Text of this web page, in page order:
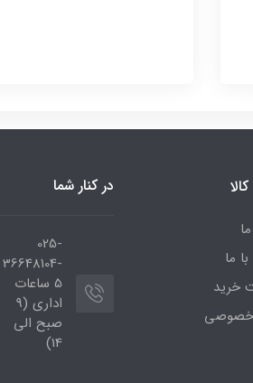
ما
خرید
خصوصی
در کنار شما
025-
36648104-
5 ساعات
اداری (9
صبح الی
14)